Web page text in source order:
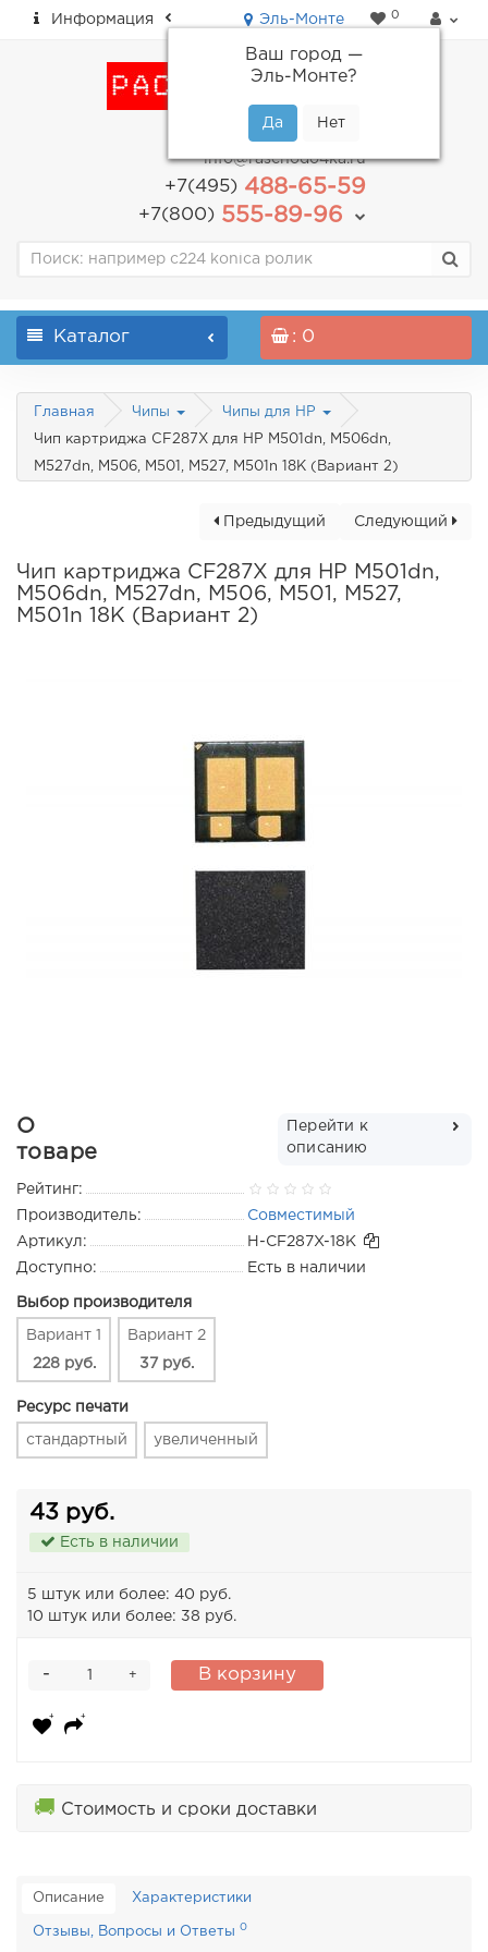
Информация Эль-Монте
Ваш город —
Эль-Монте?
0
пн-пт: с 9.00 до 18.00
info@raschodo4ka.ru
+7(495)488-65-59
+7(800)555-89-96
Каталог : 0
Главная Чипы Чипы для HP
Чип картриджа CF287X для HP M501dn, M506dn,
M527dn, M506, M501, M527, M501n 18K (Вариант 2)
Следующий
Предыдущий
Чип картриджа CF287X для HP M501dn,
M506dn, M527dn, M506, M501, M527,
M501n 18K (Вариант 2)
О
товаре
Перейти к
описанию
Рейтинг:
Производитель:
Совместимый
Артикул:
H-CF287X-18K
Доступно:
Есть в наличии
Выбор производителя
Вариант 1
228 руб.
Вариант 2
37 руб.
Ресурс печати
стандартный увеличенный
43 руб.
Есть в наличии
5 штук или более: 40 руб.
10 штук или более: 38 руб.
+
- В корзину
🚚 Стоимость и сроки доставки
Описание Характеристики
Отзывы, Вопросы и Ответы 0